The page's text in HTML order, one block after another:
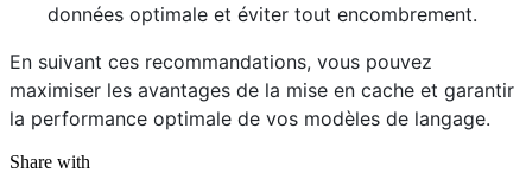
données optimale et éviter tout encombrement.
En suivant ces recommandations, vous pouvez
maximiser les avantages de la mise en cache et garantir
la performance optimale de vos modèles de langage.
Share with